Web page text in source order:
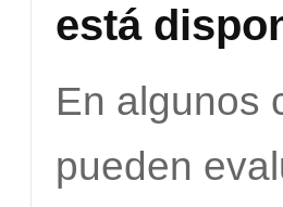
está
En algunos
pueden